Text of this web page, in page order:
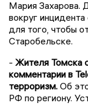
Мария Захарова.
вокруг
для того, чтобы
Старобельске.
- Жителя Томска
комментарии в
терроризм. Об
РФ по региону.